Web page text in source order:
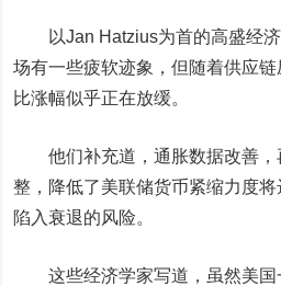
以Jan Hatzius为首的高盛经济
场有一些疲软迹象，但随着供应
比涨幅似乎正在放缓。
他们补充道，通胀数据改善，
整，降低了美联储货币紧缩力度
陷入衰退的风险。
这些经济学家写道，虽然美国